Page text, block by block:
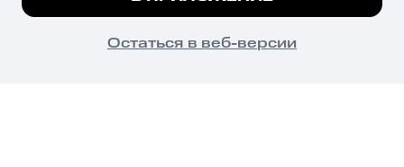
законодательством ответственность.
© 2026 ООО «КИОН».
Все права защищены
Подробнее
ПОНЯТНО
Остаться в веб-версии